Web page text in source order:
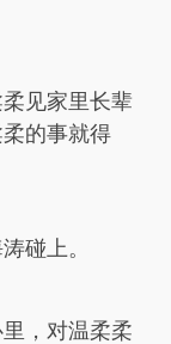
见家里长辈
的事就得
碰上。
，对温柔柔